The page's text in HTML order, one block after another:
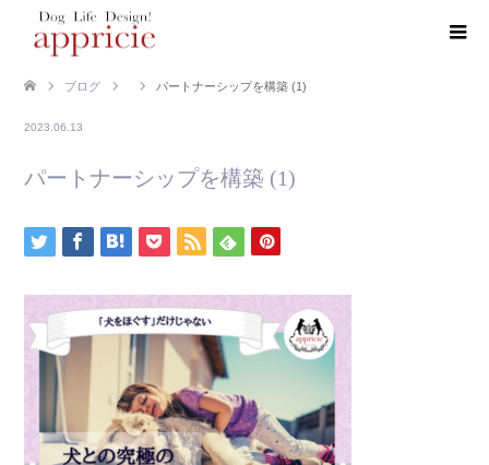
ブログ パートナーシップを構築 (1)
2023.06.13
パートナーシップを構築 (1)